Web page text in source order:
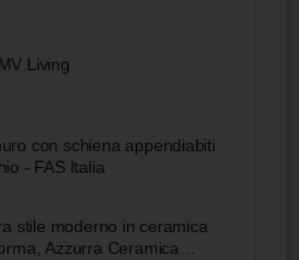
Living
con schiena appendiabiti
- FAS Italia
stile moderno in ceramica
Azzurra Ceramica